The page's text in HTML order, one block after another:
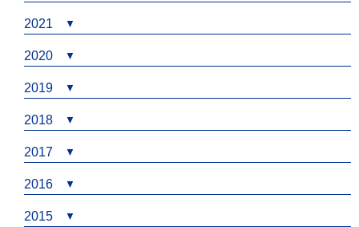
2021
2020
2019
2018
2017
2016
2015